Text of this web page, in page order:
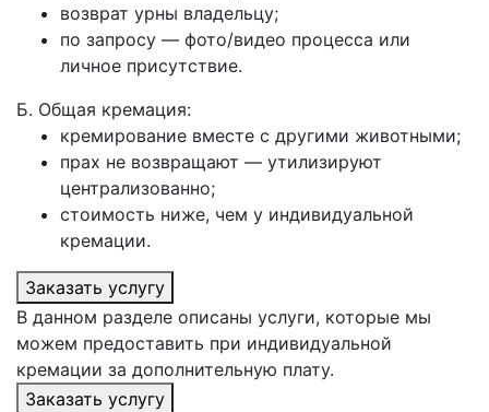
возврат урны владельцу;
по запросу — фото/видео процесса или
личное присутствие.
Б. Общая кремация:
кремирование вместе с другими животными;
прах не возвращают — утилизируют
централизованно;
стоимость ниже, чем у индивидуальной
кремации.
Заказать услугу
В данном разделе описаны услуги, которые мы
можем предоставить при индивидуальной
кремации за дополнительную плату.
Заказать услугу